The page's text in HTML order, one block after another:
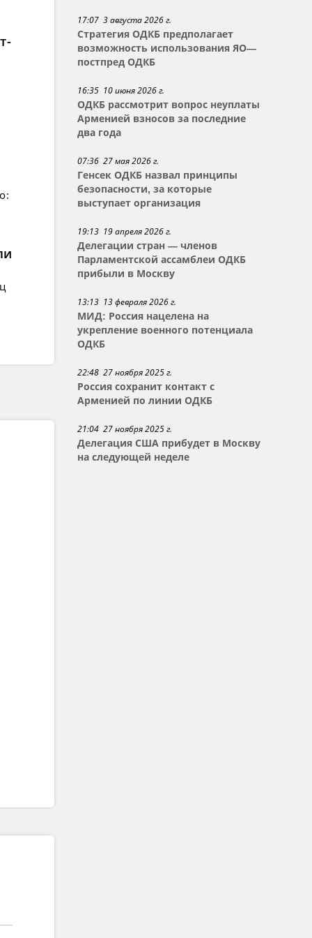
17:07 3 августа 2026 г.
Стратегия ОДКБ предполагает
возможность использования ЯО—
постпред ОДКБ
16:35 10 июня 2026 г.
ОДКБ рассмотрит вопрос неуплаты
Арменией взносов за последние
два года
07:36 27 мая 2026 г.
Генсек ОДКБ назвал принципы
безопасности, за которые
выступает организация
19:13 19 апреля 2026 г.
Делегации стран — членов
Парламентской ассамблеи ОДКБ
прибыли в Москву
13:13 13 февраля 2026 г.
МИД: Россия нацелена на
укрепление военного потенциала
ОДКБ
22:48 27 ноября 2025 г.
Россия сохранит контакт с
Арменией по линии ОДКБ
21:04 27 ноября 2025 г.
Делегация США прибудет в Москву
на следующей неделе